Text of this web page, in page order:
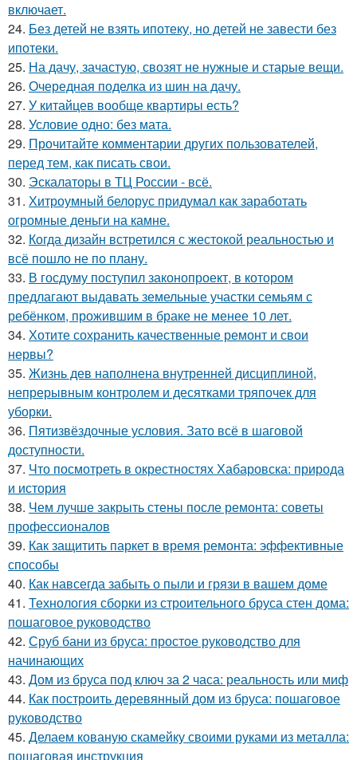
включает.
24. Без детей не взять ипотеку, но детей не завести без
ипотеки.
25. На дачу, зачастую, свозят не нужные и старые вещи.
26. Очередная поделка из шин на дачу.
27. У китайцев вообще квартиры есть?
28. Условие одно: без мата.
29. Прочитайте комментарии других пользователей,
перед тем, как писать свои.
30. Эскалаторы в ТЦ России - всё.
31. Хитроумный белорус придумал как заработать
огромные деньги на камне.
32. Когда дизайн встретился с жестокой реальностью и
всё пошло не по плану.
33. В госдуму поступил законопроект, в котором
предлагают выдавать земельные участки семьям с
ребёнком, прожившим в браке не менее 10 лет.
34. Хотите сохранить качественные ремонт и свои
нервы?
35. Жизнь дев наполнена внутренней дисциплиной,
непрерывным контролем и десятками тряпочек для
уборки.
36. Пятизвёздочные условия. Зато всё в шаговой
доступности.
37. Что посмотреть в окрестностях Хабаровска: природа
и история
38. Чем лучше закрыть стены после ремонта: советы
профессионалов
39. Как защитить паркет в время ремонта: эффективные
способы
40. Как навсегда забыть о пыли и грязи в вашем доме
41. Технология сборки из строительного бруса стен дома:
пошаговое руководство
42. Сруб бани из бруса: простое руководство для
начинающих
43. Дом из бруса под ключ за 2 часа: реальность или миф
44. Как построить деревянный дом из бруса: пошаговое
руководство
45. Делаем кованую скамейку своими руками из металла:
пошаговая инструкция